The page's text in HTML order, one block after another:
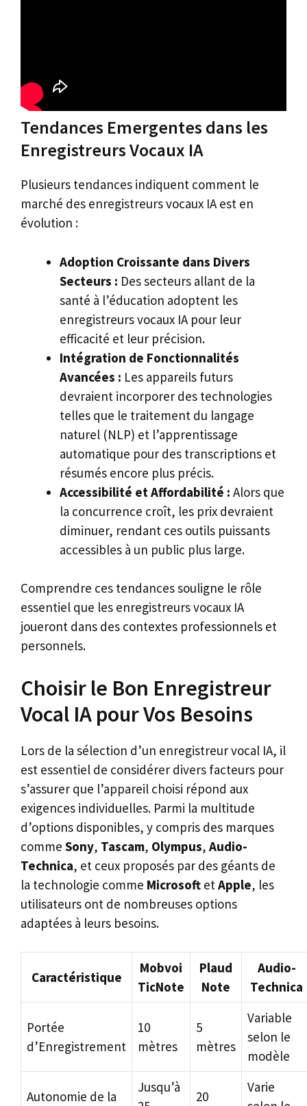
Tendances Emergentes dans les
Enregistreurs Vocaux IA
Plusieurs tendances indiquent comment le
marché des enregistreurs vocaux IA est en
évolution :
Adoption Croissante dans Divers
Secteurs : Des secteurs allant de la
santé à l’éducation adoptent les
enregistreurs vocaux IA pour leur
efficacité et leur précision.
Intégration de Fonctionnalités
Avancées : Les appareils futurs
devraient incorporer des technologies
telles que le traitement du langage
naturel (NLP) et l’apprentissage
automatique pour des transcriptions et
résumés encore plus précis.
Accessibilité et Affordabilité : Alors que
la concurrence croît, les prix devraient
diminuer, rendant ces outils puissants
accessibles à un public plus large.
Comprendre ces tendances souligne le rôle
essentiel que les enregistreurs vocaux IA
joueront dans des contextes professionnels et
personnels.
Choisir le Bon Enregistreur
Vocal IA pour Vos Besoins
Lors de la sélection d’un enregistreur vocal IA, il
est essentiel de considérer divers facteurs pour
s’assurer que l’appareil choisi répond aux
exigences individuelles. Parmi la multitude
d’options disponibles, y compris des marques
comme Sony, Tascam, Olympus, Audio-
Technica, et ceux proposés par des géants de
la technologie comme Microsoft et Apple, les
utilisateurs ont de nombreuses options
adaptées à leurs besoins.
Caractéristique
Mobvoi
TicNote
Plaud
Note
Audio-
Technica
Portée
d’Enregistrement
10
mètres
5
mètres
Variable
selon le
modèle
Autonomie de la
Jusqu’à
20
Varie